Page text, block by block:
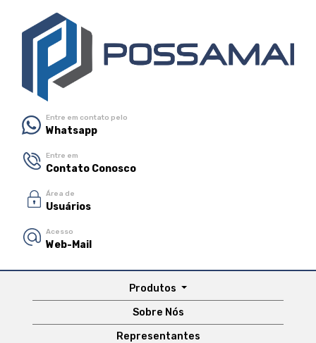
Entre em contato pelo
Whatsapp
Entre em
Contato Conosco
Área de
Usuários
Acesso
Web-Mail
Produtos
Sobre Nós
Representantes